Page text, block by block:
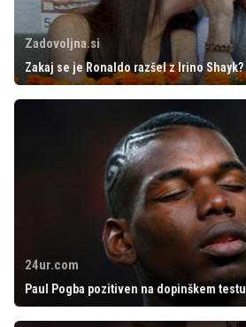
Zadovoljna.si
Zakaj se je Ronaldo razšel z Irino Shayk?
24ur.com
Paul Pogba pozitiven na dopinškem testu